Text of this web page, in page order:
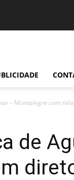
– Montalegre com
de